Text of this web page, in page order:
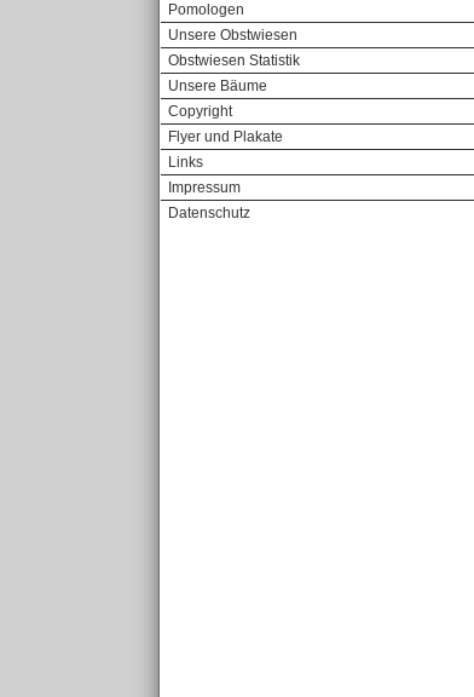
Pomologen
Unsere Obstwiesen
Obstwiesen Statistik
Unsere Bäume
Copyright
Flyer und Plakate
Links
Impressum
Datenschutz